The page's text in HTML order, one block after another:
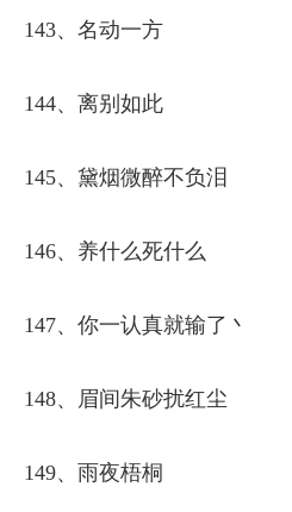
143、名动一方
144、离别如此
145、黛烟微醉不负泪
146、养什么死什么
147、你一认真就输了丶
148、眉间朱砂扰红尘
149、雨夜梧桐